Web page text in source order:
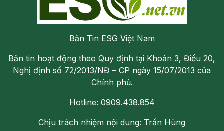
Bản Tin ESG Việt Nam
Bản tin hoạt động theo Quy định tại Khoản 3, Điều 20,
Nghị định số 72/2013/NĐ – CP ngày 15/07/2013 của
Chính phủ.
Hotline: 0909.438.854
Chịu trách nhiệm nội dung: Trần Hùng